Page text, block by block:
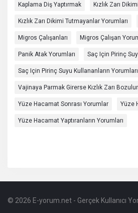
Kaplama Diş Yaptırmak Kızlık Zarı
Kızlık Zarı Dikimi Tutmayanlar Yorumları
Migros Çalışanları Migros Çalışan
Panik Atak Yorumları Saç Için Pirinç
Saç Için Pirinç Suyu Kullananların Yorumları
Vajinaya Parmak Girerse Kızlık Zarı
Yüze Hacamat Sonrası Yorumlar Yüze
Yüze Hacamat Yaptıranların Yorumları
Footer
Hakkında
© 2026 E-yorum.net - Gerçek Kullanıcı